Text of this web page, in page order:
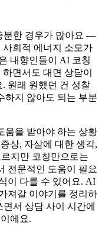
분한 경우가 많아요 —
회적 에너지 소모가
내향인들이 AI 코칭
면서도 대면 상담이
원래 원했던 건 성찰
하지 않아도 되는 부분
움을 받아야 하는 상황
상, 자살에 대한 생각,
지만 코칭만으로는
전문적인 도움이 필요
이 다를 수 있어요. AI
져갈 이야기를 정리하
서 상담 사이 시간에
에요.